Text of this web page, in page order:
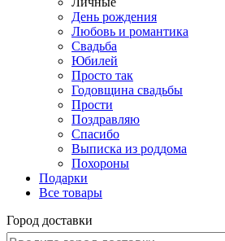
День рождения
Любовь и романтика
Свадьба
Юбилей
Просто так
Годовщина свадьбы
Прости
Поздравляю
Спасибо
Выписка из роддома
Похороны
Подарки
Все товары
Город доставки